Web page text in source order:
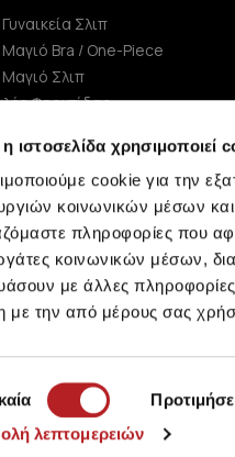
ιστοσελίδα χρησιμοποιεί
cookie για την
κοινωνικών μέσων
πληροφορίες που
κοινωνικών μέσων,
με άλλες
με την από μέρους σας
λεπτομερειών
Σλιπ
Bra / One-Piece
Σλιπ
Φροντίδας